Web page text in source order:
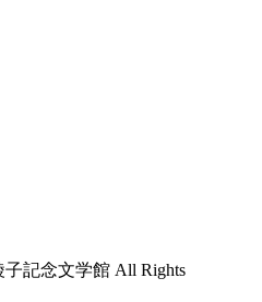
子記念文学館 All Rights